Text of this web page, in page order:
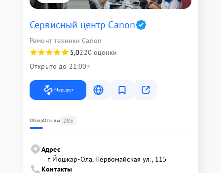
Сервисный центр Canon
Ремонт техники Canon
5,0220 оценки
Открыто до 21:00
Маршрут
ОбзорОтзывы 285
Адрес
г. Йошкар-Ола, Первомайская ул., 115
Контакты